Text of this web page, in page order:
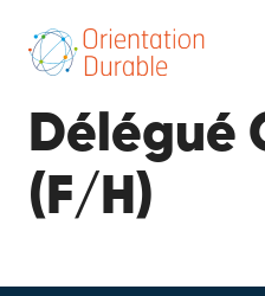
Délégué
(F/H)